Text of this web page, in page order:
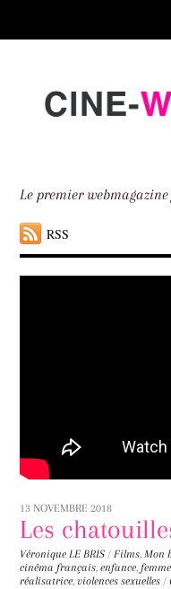
down
Le premier
RSS
13 NOVEMBRE 2018
Les
Véronique LE BRIS / Films,Mon
cinéma français,enfance, femme
réalisatrice,violences sexuelles /